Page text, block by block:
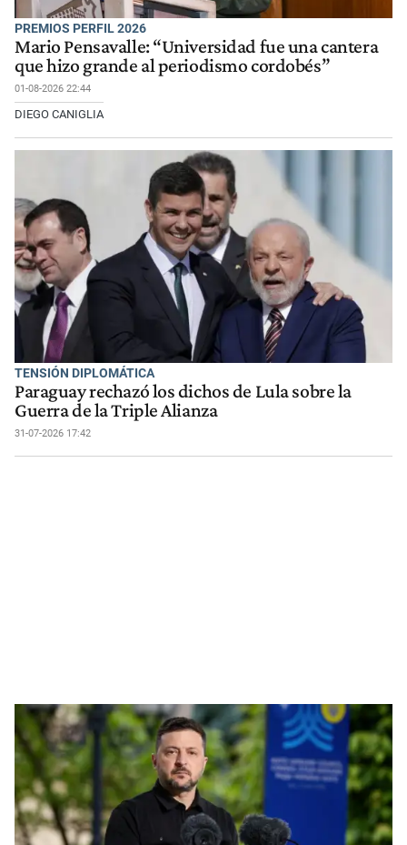
PREMIOS PERFIL 2026
Mario Pensavalle: “Universidad fue una cantera
que hizo grande al periodismo cordobés”
01-08-2026 22:44
DIEGO CANIGLIA
TENSIÓN DIPLOMÁTICA
Paraguay rechazó los dichos de Lula sobre la
Guerra de la Triple Alianza
31-07-2026 17:42